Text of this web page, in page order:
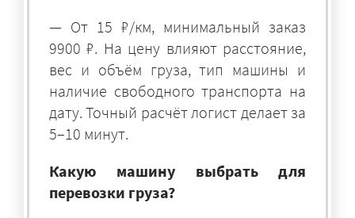
— От 15 ₽/км, минимальный заказ
9900 ₽. На цену влияют расстояние,
вес и объём груза, тип машины и
наличие свободного транспорта на
дату. Точный расчёт логист делает за
5–10 минут.
Какую машину выбрать для
перевозки груза?